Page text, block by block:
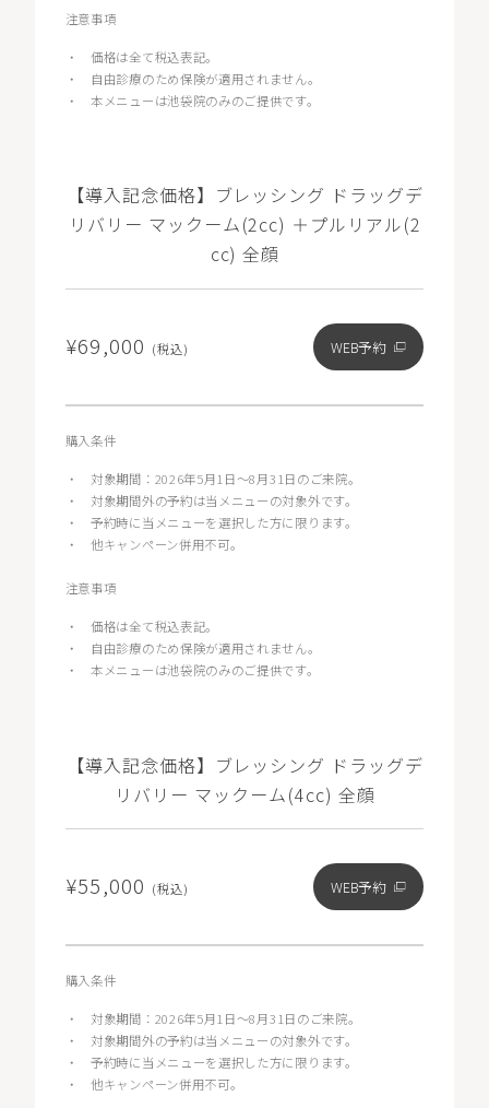
注意事項
・価格は全て税込表記。
・
自由診療のため保険が適用されません。
・本メニューは池袋院のみのご提供です。
【導入記念価格】ブレッシング ドラッグデ
リバリー マックーム(2cc) ＋プルリアル(2
cc) 全顔
¥69,000 (税込) WEB予約
購入条件
・ 対象期間：2026年5月1日〜8月31日のご来院。
・ 対象期間外の予約は当メニューの対象外です。
・予約時に当メニューを選択した方に限ります。
・他キャンペーン併用不可。
注意事項
・価格は全て税込表記。
・
自由診療のため保険が適用されません。
・本メニューは池袋院のみのご提供です。
【導入記念価格】ブレッシング ドラッグデ
リバリー マックーム(4cc) 全顔
¥55,000 (税込) WEB予約
購入条件
・ 対象期間：2026年5月1日〜8月31日のご来院。
・ 対象期間外の予約は当メニューの対象外です。
・予約時に当メニューを選択した方に限ります。
・他キャンペーン併用不可。